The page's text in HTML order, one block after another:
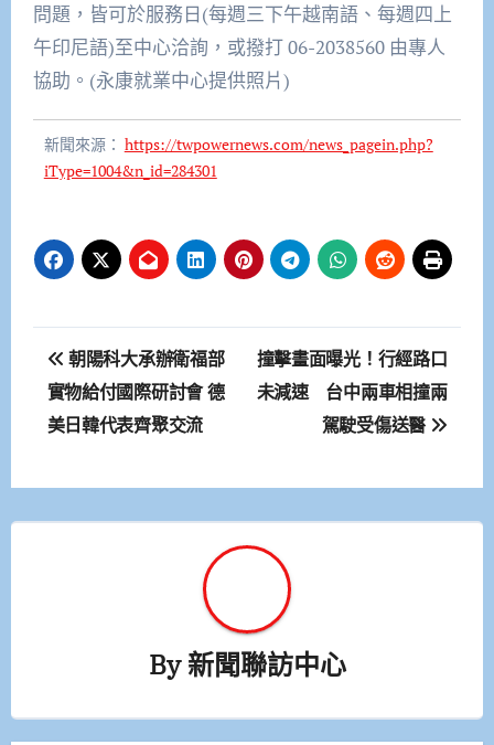
問題，皆可於服務日(每週三下午越南語、每週四上
午印尼語)至中心洽詢，或撥打 06-2038560 由專人
協助。(永康就業中心提供照片)
新聞來源： https://twpowernews.com/news_pagein.php?
iType=1004&n_id=284301
文
章
導
覽
朝陽科大承辦衛福部
實物給付國際研討會 德
美日韓代表齊聚交流
撞擊畫面曝光！行經路口
未減速 台中兩車相撞兩
駕駛受傷送醫
By新聞聯訪中心